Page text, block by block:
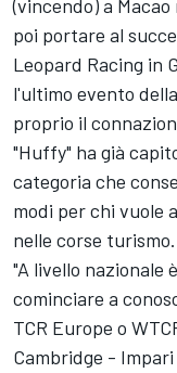
(vincendo) a
poi portare al
Leopard Racing in
l'ultimo evento
proprio il
"Huffy" ha già
categoria che
modi per chi vuole
nelle corse turismo.
"A livello nazionale
cominciare a
TCR Europe o
Cambridge -